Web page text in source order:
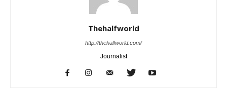
Thehalfworld
http://thehalfworld.com/
Journalist